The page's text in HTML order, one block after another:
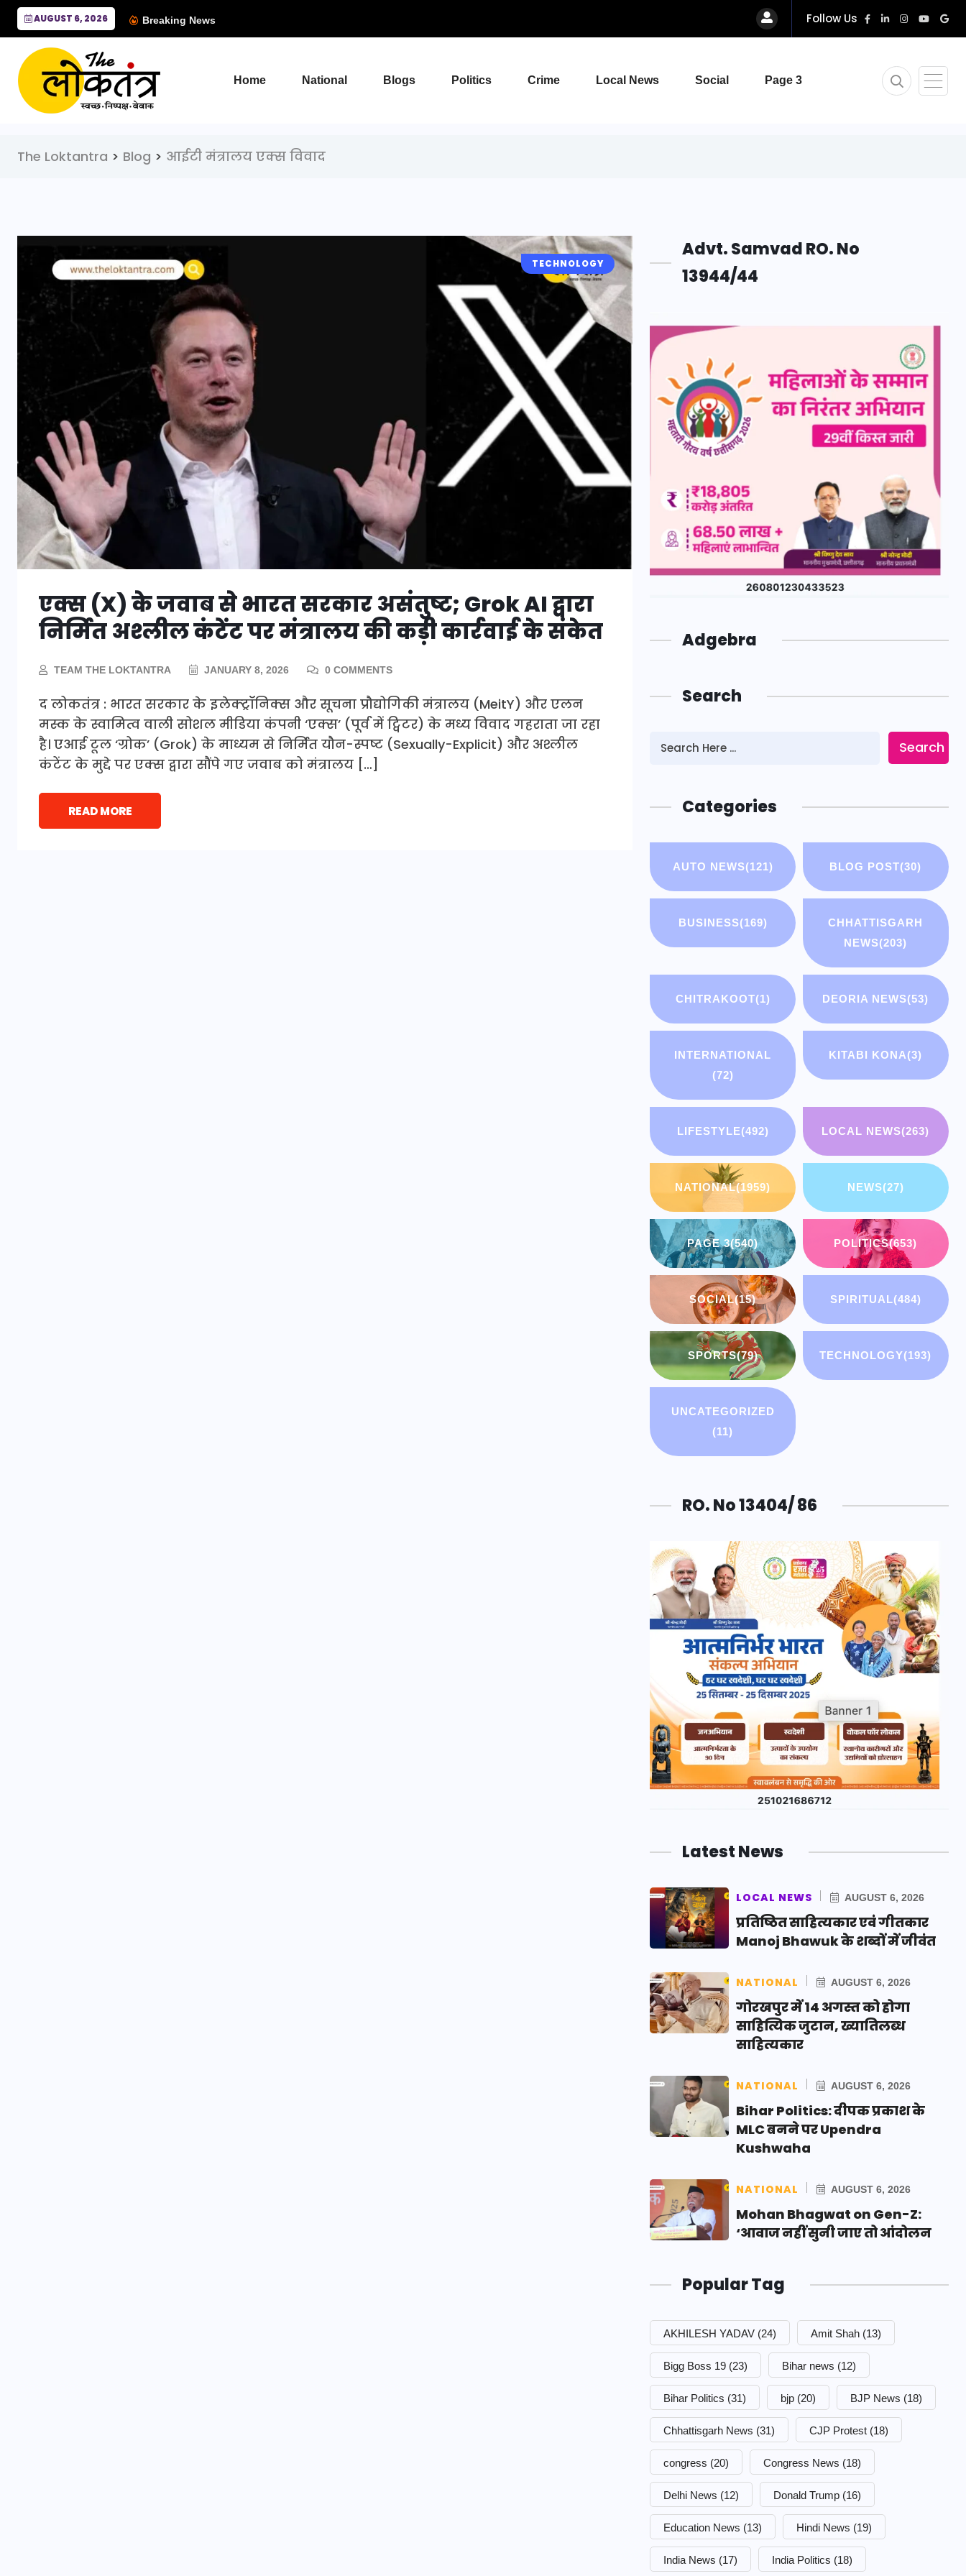
AUGUST 6, 2026 Breaking News Follow Us
Home National Blogs Politics Crime Local News Social Page 3
The Loktantra > Blog > आईटी मंत्रालय एक्स विवाद
TECHNOLOGY
एक्स (X) के जवाब से भारत सरकार असंतुष्ट; Grok AI द्वारा
निर्मित अश्लील कंटेंट पर मंत्रालय की कड़ी कार्रवाई के संकेत
TEAM THE LOKTANTRA JANUARY 8, 2026 0 COMMENTS
द लोकतंत्र : भारत सरकार के इलेक्ट्रॉनिक्स और सूचना प्रौद्योगिकी मंत्रालय (MeitY) और एलन
मस्क के स्वामित्व वाली सोशल मीडिया कंपनी ‘एक्स’ (पूर्व में ट्विटर) के मध्य विवाद गहराता जा रहा
है। एआई टूल ‘ग्रोक’ (Grok) के माध्यम से निर्मित यौन-स्पष्ट (Sexually-Explicit) और अश्लील
कंटेंट के मुद्दे पर एक्स द्वारा सौंपे गए जवाब को मंत्रालय […]
READ MORE
Advt. Samvad RO. No
13944/44
Adgebra
Search
Search
Categories
AUTO NEWS(121) BLOG POST(30)
BUSINESS(169)
CHHATTISGARH
NEWS(203)
CHITRAKOOT(1) DEORIA NEWS(53)
INTERNATIONAL
(72)
KITABI KONA(3)
LIFESTYLE(492) LOCAL NEWS(263)
NATIONAL(1959) NEWS(27)
PAGE 3(540) POLITICS(653)
SOCIAL(15) SPIRITUAL(484)
SPORTS(79) TECHNOLOGY(193)
UNCATEGORIZED
(11)
RO. No 13404/ 86
Latest News
LOCAL NEWS AUGUST 6, 2026
प्रतिष्ठित साहित्यकार एवं गीतकार
Manoj Bhawuk के शब्दों में जीवंत
NATIONAL AUGUST 6, 2026
गोरखपुर में 14 अगस्त को होगा
साहित्यिक जुटान, ख्यातिलब्ध
साहित्यकार
NATIONAL AUGUST 6, 2026
Bihar Politics: दीपक प्रकाश के
MLC बनने पर Upendra
Kushwaha
NATIONAL AUGUST 6, 2026
Mohan Bhagwat on Gen-Z:
‘आवाज नहीं सुनी जाए तो आंदोलन
Popular Tag
AKHILESH YADAV (24) Amit Shah (13)
Bigg Boss 19 (23) Bihar news (12)
Bihar Politics (31) bjp (20) BJP News (18)
Chhattisgarh News (31) CJP Protest (18)
congress (20) Congress News (18)
Delhi News (12) Donald Trump (16)
Education News (13) Hindi News (19)
India News (17) India Politics (18)